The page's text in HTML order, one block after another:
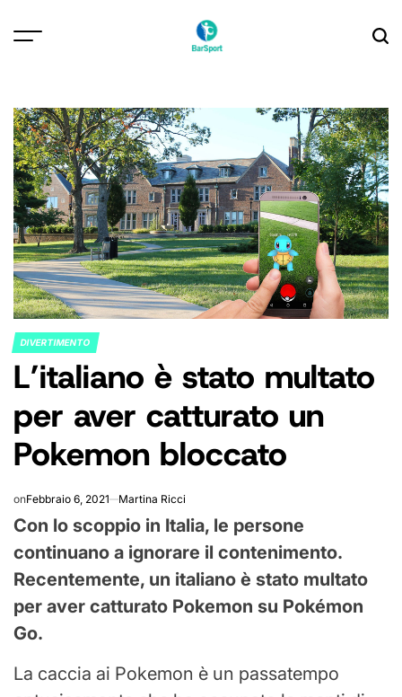
POSTED
IN
DIVERTIMENTO
L’italiano è stato multato
per aver catturato un
Pokemon bloccato
onFebbraio 6, 2021 Martina Ricci
Con lo scoppio in Italia, le persone
continuano a ignorare il contenimento.
Recentemente, un italiano è stato multato
per aver catturato Pokemon su Pokémon
Go.
La caccia ai Pokemon è un passatempo